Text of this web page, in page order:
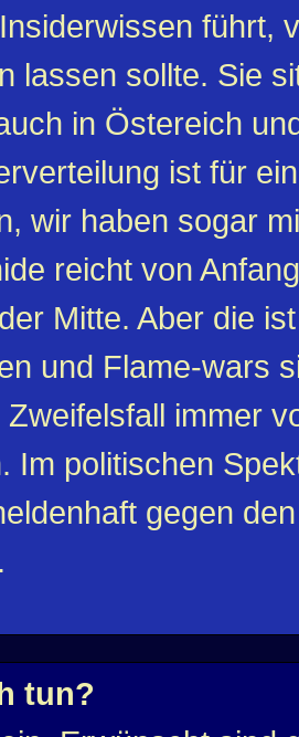
führt,
lassen sollte. Sie
in Östereich
ist für
wir haben sogar
reicht von
Mitte. Aber die
und Flame-wars
Zweifelsfall immer
Im politischen
gegen
tun?